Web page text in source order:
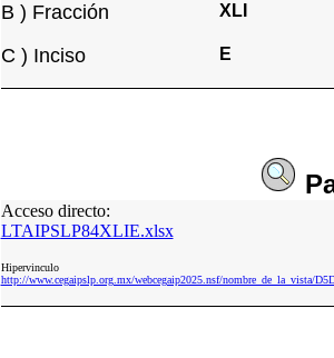
B ) Fracción XLI
C ) Inciso E
Acceso directo:
LTAIPSLP84XLIE.xlsx
Hipervinculo
http://www.cegaipslp.org.mx/webcegaip2025.nsf/nombre_de_la_vista/